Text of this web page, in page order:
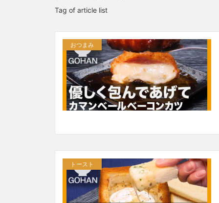
Tag of article list
おつまみ
トースト